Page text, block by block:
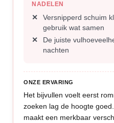
NADELEN
Versnipperd schuim
gebruik wat samen
De juiste
nachten
ONZE ERVARING
Het bijvullen voelt eerst
zoeken lag de hoogte
maakt een merkbaar